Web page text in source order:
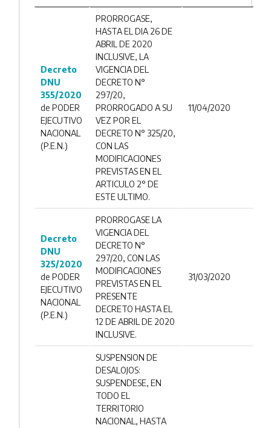
Decreto
DNU
355/2020
de PODER
EJECUTIVO
NACIONAL
(P.E.N.)
PRORROGASE,
HASTA EL DIA 26 DE
ABRIL DE 2020
INCLUSIVE, LA
VIGENCIA DEL
DECRETO N°
297/20,
PRORROGADO A SU
VEZ POR EL
DECRETO N° 325/20,
CON LAS
MODIFICACIONES
PREVISTAS EN EL
ARTICULO 2° DE
ESTE ULTIMO.
11/04/2020
Decreto
DNU
325/2020
de PODER
EJECUTIVO
NACIONAL
(P.E.N.)
PRORROGASE LA
VIGENCIA DEL
DECRETO N°
297/20, CON LAS
MODIFICACIONES
PREVISTAS EN EL
PRESENTE
DECRETO HASTA EL
12 DE ABRIL DE 2020
INCLUSIVE.
31/03/2020
SUSPENSION DE
DESALOJOS:
SUSPENDESE, EN
TODO EL
TERRITORIO
NACIONAL, HASTA